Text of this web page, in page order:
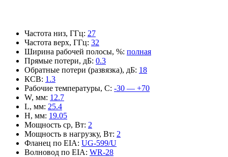
Частота низ, ГГц: 27
Частота верх, ГГц: 32
Ширина рабочей полосы, %: полная
Прямые потери, дБ: 0.3
Обратные потери (развязка), дБ: 18
КСВ: 1.3
Рабочие температуры, С: -30 — +70
W, мм: 12.7
L, мм: 25.4
H, мм: 19.05
Мощность ср, Вт: 2
Мощность в нагрузку, Вт: 2
Фланец по EIA: UG-599/U
Волновод по EIA: WR-28